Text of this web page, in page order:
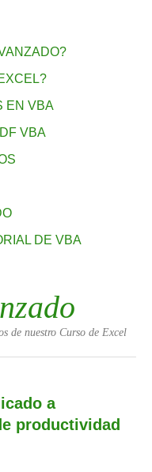
EN VBA
VBA
DE VBA
de nuestro Curso de Excel
a
productividad